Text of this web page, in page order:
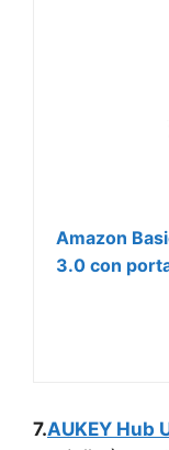
Amazon
3.0 con
7.AUKEY Hub